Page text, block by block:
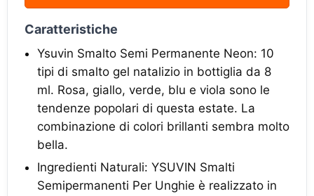
Caratteristiche
Ysuvin Smalto Semi Permanente Neon: 10
tipi di smalto gel natalizio in bottiglia da 8
ml. Rosa, giallo, verde, blu e viola sono le
tendenze popolari di questa estate. La
combinazione di colori brillanti sembra molto
bella.
Ingredienti Naturali: YSUVIN Smalti
Semipermanenti Per Unghie è realizzato in